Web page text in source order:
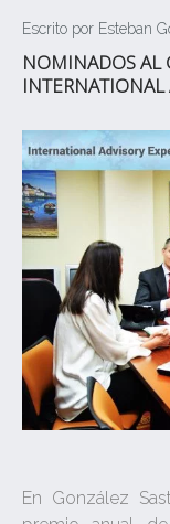
Escrito por Esteban
NOMINADOS AL
INTERNATIONAL
En González